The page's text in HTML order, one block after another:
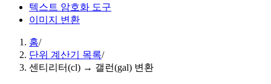
텍스트 암호화 도구
이미지 변환
홈/
단위 계산기 목록/
센티리터(cl) → 갤런(gal) 변환